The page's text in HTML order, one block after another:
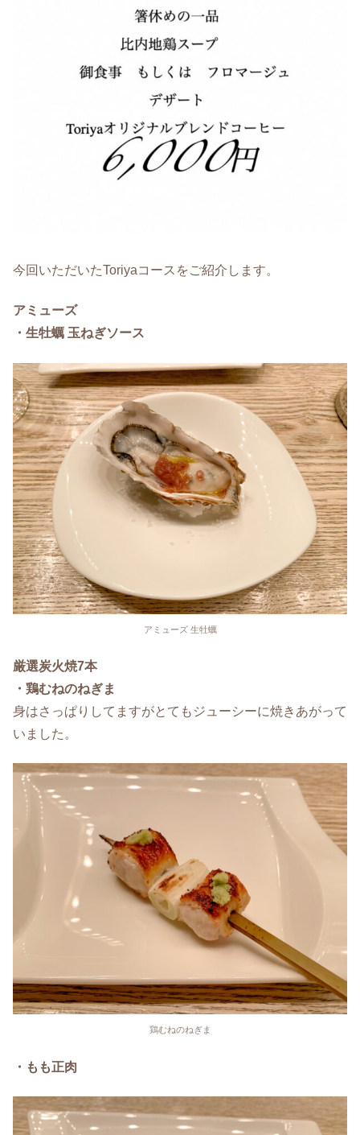
今回いただいたToriyaコースをご紹介します。
アミューズ
・生牡蠣 玉ねぎソース
アミューズ 生牡蠣
厳選炭火焼7本
・鶏むねのねぎま
身はさっぱりしてますがとてもジューシーに焼きあがって
いました。
鶏むねのねぎま
・もも正肉